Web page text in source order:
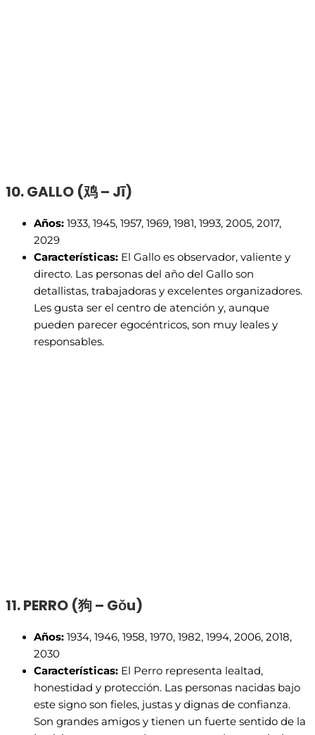
10. GALLO (鸡 – Jī)
Años: 1933, 1945, 1957, 1969, 1981, 1993, 2005, 2017,
2029
Características: El Gallo es observador, valiente y
directo. Las personas del año del Gallo son
detallistas, trabajadoras y excelentes organizadores.
Les gusta ser el centro de atención y, aunque
pueden parecer egocéntricos, son muy leales y
responsables.
11. PERRO (狗 – Gǒu)
Años: 1934, 1946, 1958, 1970, 1982, 1994, 2006, 2018,
2030
Características: El Perro representa lealtad,
honestidad y protección. Las personas nacidas bajo
este signo son fieles, justas y dignas de confianza.
Son grandes amigos y tienen un fuerte sentido de la